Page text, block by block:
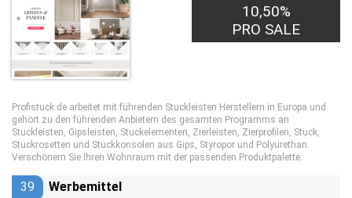
10,50%
PRO SALE
Profistuck.de arbeitet mit führenden Stuckleisten Herstellern in Europa und
gehört zu den führenden Anbietern des gesamten Programms an
Stuckleisten, Gipsleisten, Stuckelementen, Zierleisten, Zierprofilen, Stuck,
Stuckrosetten und Stuckkonsolen aus Gips, Styropor und Polyurethan.
Verschönern Sie Ihren Wohnraum mit der passenden Produktpalette.
39 Werbemittel